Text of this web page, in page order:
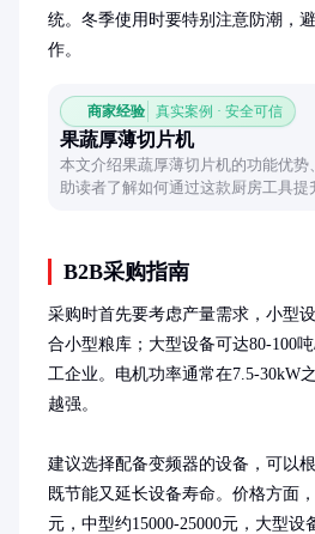
统。冬季使用时要特别注意防潮，
作。
商家经验 真实案例 · 安全可信
果蔬厚薄切片机
本文介绍果蔬厚薄切片机的功能优
助读者了解如何通过这款厨房工具
B2B采购指南
采购时首先要考虑产量需求，小型
合小型粮库；大型设备可达80-100
工企业。电机功率通常在7.5-30kW
越强。
建议选择配备变频器的设备，可以
既节能又延长设备寿命。价格方面
元，中型约15000-25000元，大型设